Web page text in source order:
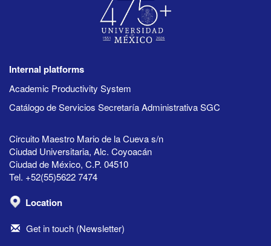
Internal platforms
Academic Productivity System
Catálogo de Servicios Secretaría Administrativa SGC
Circuito Maestro Mario de la Cueva s/n
Ciudad Universitaria, Alc. Coyoacán
Ciudad de México, C.P. 04510
Tel. +52(55)5622 7474
Location
Get in touch (Newsletter)